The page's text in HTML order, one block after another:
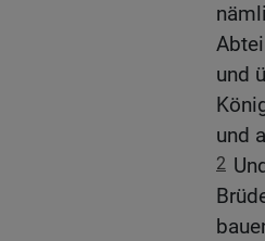
und
und
2